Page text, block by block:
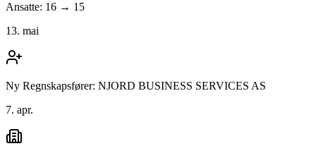
Ansatte: 16 → 15
13. mai
Ny Regnskapsfører: NJORD BUSINESS SERVICES AS
7. apr.